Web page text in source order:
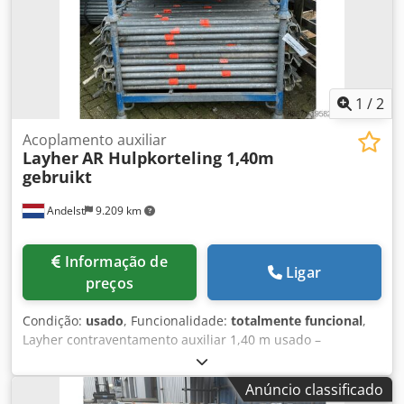
imediata. 🔧 Especificações Dedpfjw Nh U Tox Af Aock
Comprimento: 3,00 metros Tipo: Montante do sistema
Layher Allround Material: Aço galvanizado – resistente a
intempéries e durável Conexão: Com rosetas fixas para
acoplamento rápido Condição: Usado, funcionalmente
testado, com sinais normais de uso Nota: apenas para
exportação
1 /2
Andelst 9.209 km
Acoplamento auxiliar
LayherAR Hulpkorteling 1,40m
gebruikt
preços
Ligar
Condição: usado, Funcionalidade: totalmente funcional,
Layher contraventamento auxiliar 1,40 m usado –
estabilidade adicional para o seu andaime Allround
Dodewzxv Topfx Af Aeck Procurando um contraventamento
auxiliar Layher AR usado de 1,40 metros para o seu projeto
Anúncio classificado